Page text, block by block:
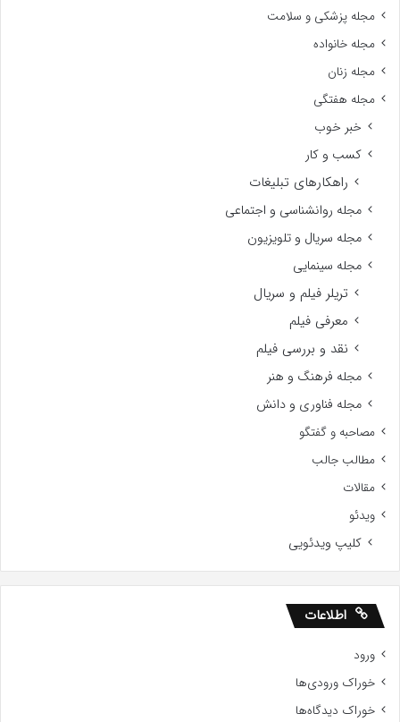
مجله پزشکی و سلامت
مجله خانواده
مجله زنان
مجله هفتگی
خبر خوب
کسب و کار
راهکارهای تبلیغات
مجله روانشناسی و اجتماعی
مجله سریال و تلویزیون
مجله سینمایی
تریلر فیلم و سریال
معرفی فیلم
نقد و بررسی فیلم
مجله فرهنگ و هنر
مجله فناوری و دانش
مصاحبه و گفتگو
مطالب جالب
مقالات
ویدئو
کلیپ ویدئویی
اطلاعات
ورود
خوراک ورودی‌ها
خوراک دیدگاه‌ها